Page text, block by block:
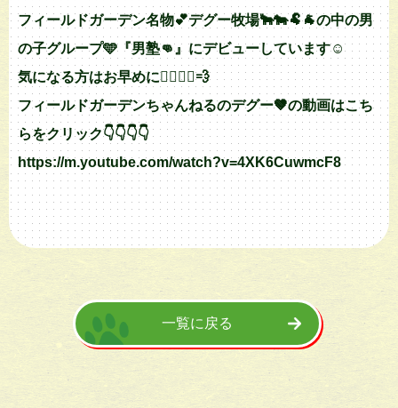
フィールドガーデン名物💕デグー牧場🐂🐄🐏🐐の中の男
の子グループ🩵『男塾👊』にデビューしています☺️
気になる方はお早めに🏃‍♀️🏃‍♂️💨
フィールドガーデンちゃんねるのデグー🤎の動画はこち
らをクリック👇👇👇👇
https://m.youtube.com/watch?v=4XK6CuwmcF8
一覧に戻る